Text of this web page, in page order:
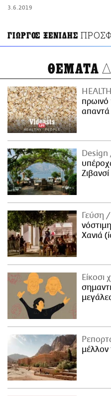
3.6.2019
ΓΙΩΡΓΟΣ ΞΕΝΙΔΗΣ
ΘΕΜΑΤΑ
πρωινό
απαντά
Design
Ζιβανσί
Γεύση
Χανιά
Είκοσι
μέλλον